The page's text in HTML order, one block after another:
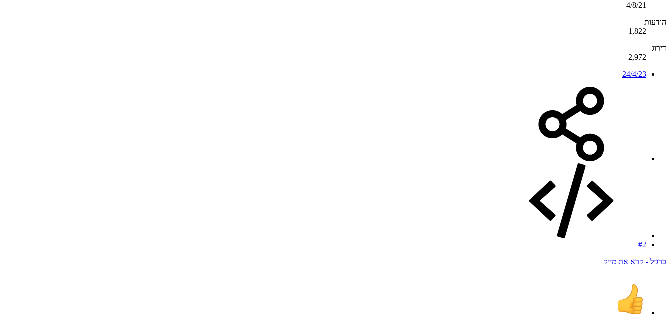
4/8/21
הודעות
1,822
דירוג
2,972
24/4/23
#2
כרגיל - קרא את מייק